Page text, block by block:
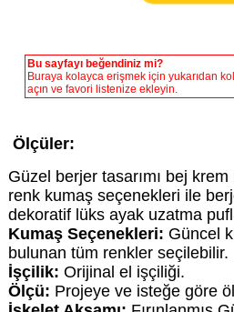
Bu sayfayı beğendiniz mi?
Buraya kolayca erişmek için yukarıdan
açın ve favori listenize ekleyin.
Ölçüler:
Güzel berjer tasarımı bej
renk kumaş seçenekleri ile
dekoratif lüks ayak uzatma
Kumaş Seçenekleri: Güncel
bulunan tüm renkler seçilebilir.
İşçilik: Orijinal el işçiliği.
Ölçü: Projeye ve isteğe göre